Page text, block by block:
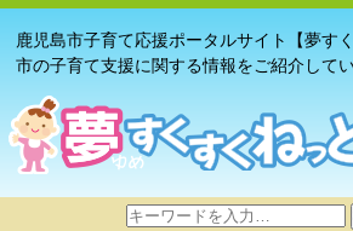
鹿児島市子育て応援ポータルサイト【夢す
市の子育て支援に関する情報をご紹介してい
サ